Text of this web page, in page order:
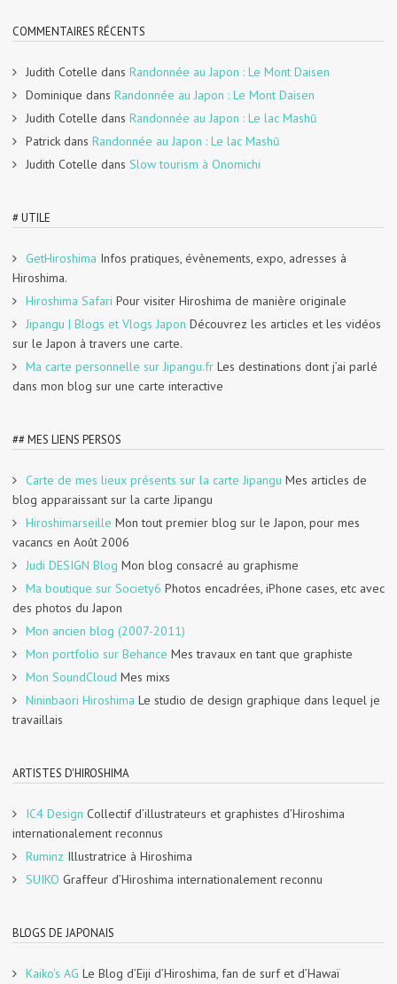
COMMENTAIRES RÉCENTS
Judith Cotelle dans Randonnée au Japon : Le Mont Daisen
Dominique dans Randonnée au Japon : Le Mont Daisen
Judith Cotelle dans Randonnée au Japon : Le lac Mashū
Patrick dans Randonnée au Japon : Le lac Mashū
Judith Cotelle dans Slow tourism à Onomichi
# UTILE
GetHiroshima Infos pratiques, évènements, expo, adresses à
Hiroshima.
Hiroshima Safari Pour visiter Hiroshima de manière originale
Jipangu | Blogs et Vlogs Japon Découvrez les articles et les vidéos
sur le Japon à travers une carte.
Ma carte personnelle sur Jipangu.fr Les destinations dont j’ai parlé
dans mon blog sur une carte interactive
## MES LIENS PERSOS
Carte de mes lieux présents sur la carte Jipangu Mes articles de
blog apparaissant sur la carte Jipangu
Hiroshimarseille Mon tout premier blog sur le Japon, pour mes
vacancs en Août 2006
Judi DESIGN Blog Mon blog consacré au graphisme
Ma boutique sur Society6 Photos encadrées, iPhone cases, etc avec
des photos du Japon
Mon ancien blog (2007-2011)
Mon portfolio sur Behance Mes travaux en tant que graphiste
Mon SoundCloud Mes mixs
Nininbaori Hiroshima Le studio de design graphique dans lequel je
travaillais
ARTISTES D'HIROSHIMA
IC4 Design Collectif d’illustrateurs et graphistes d’Hiroshima
internationalement reconnus
Ruminz Illustratrice à Hiroshima
SUIKO Graffeur d’Hiroshima internationalement reconnu
BLOGS DE JAPONAIS
Kaiko's AG Le Blog d’Eiji d’Hiroshima, fan de surf et d’Hawaï